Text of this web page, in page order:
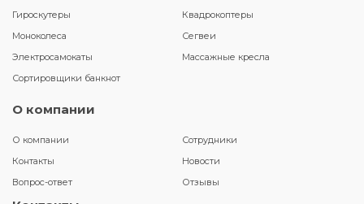
Гироскутеры
Квадрокоптеры
Моноколеса
Сегвеи
Электросамокаты
Массажные кресла
Сортировщики банкнот
О компании
О компании
Сотрудники
Контакты
Новости
Вопрос-ответ
Отзывы